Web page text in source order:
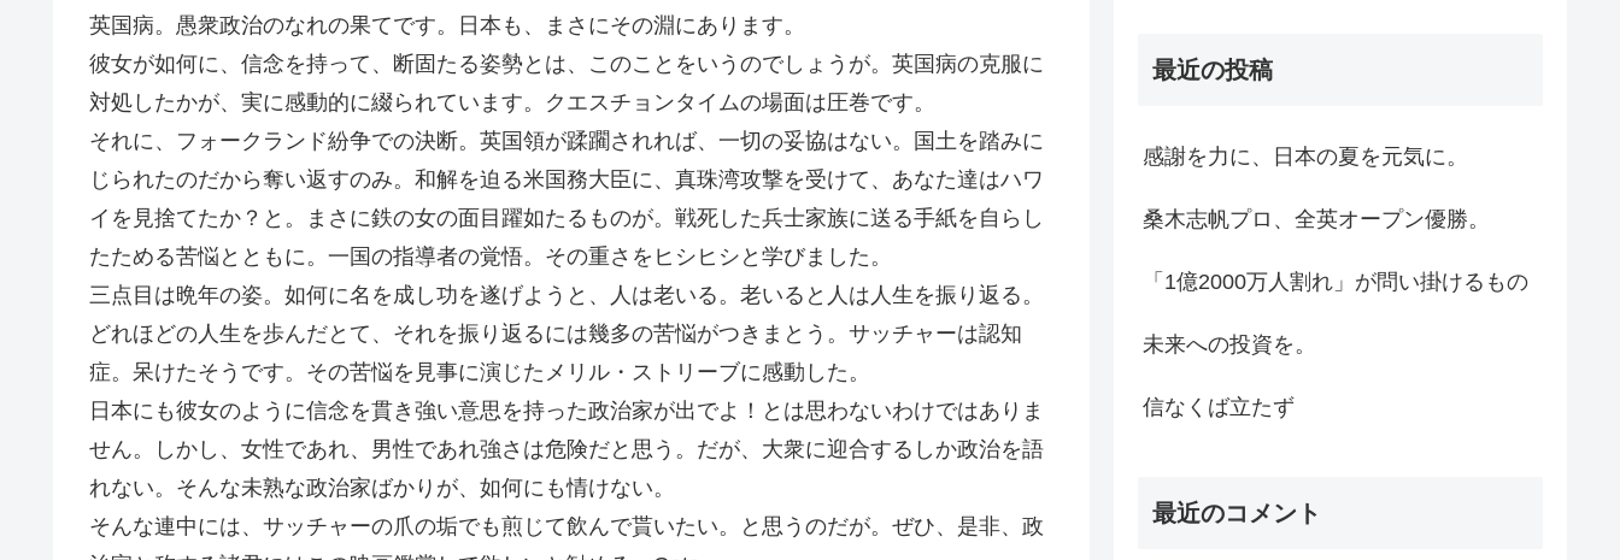
英国病。愚衆政治のなれの果てです。日本も、まさにその淵にあります。
彼女が如何に、信念を持って、断固たる姿勢とは、このことをいうのでしょうが。英国病の克服に
対処したかが、実に感動的に綴られています。クエスチョンタイムの場面は圧巻です。
それに、フォークランド紛争での決断。英国領が蹂躙されれば、一切の妥協はない。国土を踏みに
じられたのだから奪い返すのみ。和解を迫る米国務大臣に、真珠湾攻撃を受けて、あなた達はハワ
イを見捨てたか？と。まさに鉄の女の面目躍如たるものが。戦死した兵士家族に送る手紙を自らし
たためる苦悩とともに。一国の指導者の覚悟。その重さをヒシヒシと学びました。
三点目は晩年の姿。如何に名を成し功を遂げようと、人は老いる。老いると人は人生を振り返る。
どれほどの人生を歩んだとて、それを振り返るには幾多の苦悩がつきまとう。サッチャーは認知
症。呆けたそうです。その苦悩を見事に演じたメリル・ストリーブに感動した。
日本にも彼女のように信念を貫き強い意思を持った政治家が出でよ！とは思わないわけではありま
せん。しかし、女性であれ、男性であれ強さは危険だと思う。だが、大衆に迎合するしか政治を語
れない。そんな未熟な政治家ばかりが、如何にも情けない。
そんな連中には、サッチャーの爪の垢でも煎じて飲んで貰いたい。と思うのだが。ぜひ、是非、政
最近の投稿
感謝を力に、日本の夏を元気に。
桑木志帆プロ、全英オープン優勝。
「1億2000万人割れ」が問い掛けるもの
未来への投資を。
信なくば立たず
最近のコメント